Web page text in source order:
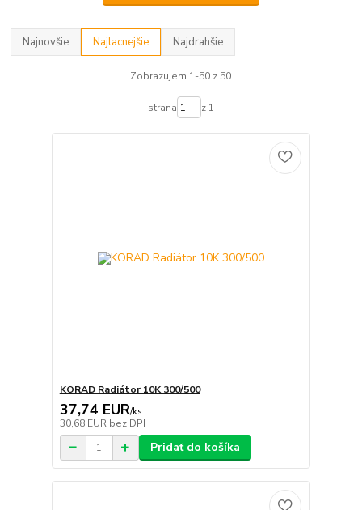
Najnovšie Najlacnejšie Najdrahšie
Zobrazujem 1-50 z 50
strana z 1
KORAD Radiátor 10K 300/500
37,74 EUR/ks
30,68 EUR bez DPH
Pridať do košíka